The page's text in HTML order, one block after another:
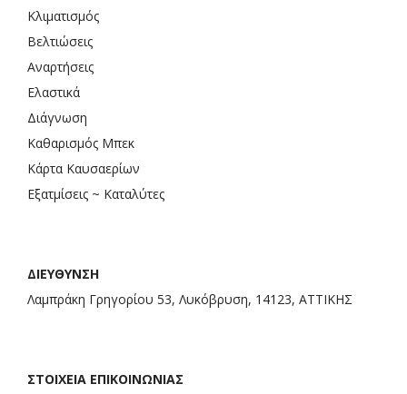
Κλιματισμός
Βελτιώσεις
Αναρτήσεις
Ελαστικά
Διάγνωση
Καθαρισμός Μπεκ
Κάρτα Καυσαερίων
Εξατμίσεις ~ Καταλύτες
ΔΙΕΥΘΥΝΣΗ
Λαμπράκη Γρηγορίου 53, Λυκόβρυση, 14123, ΑΤΤΙΚΗΣ
ΣΤΟΙΧΕΙΑ ΕΠΙΚΟΙΝΩΝΙΑΣ